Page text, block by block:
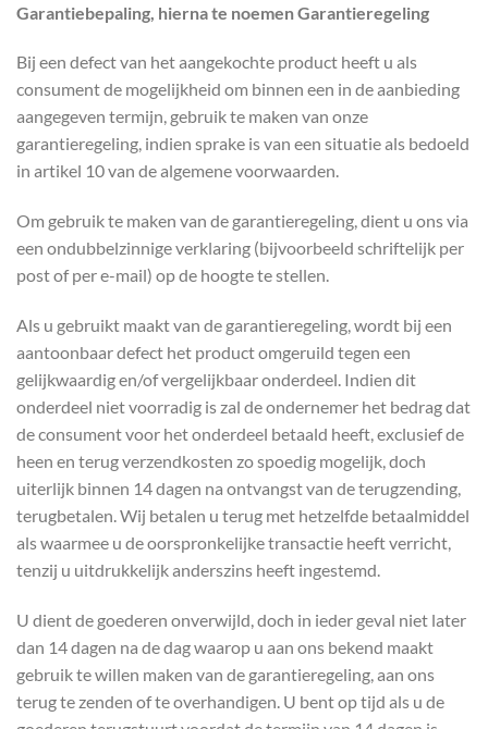
Garantiebepaling, hierna te noemen Garantieregeling
Bij een defect van het aangekochte product heeft u als
consument de mogelijkheid om binnen een in de aanbieding
aangegeven termijn, gebruik te maken van onze
garantieregeling, indien sprake is van een situatie als bedoeld
in artikel 10 van de algemene voorwaarden.
Om gebruik te maken van de garantieregeling, dient u ons via
een ondubbelzinnige verklaring (bijvoorbeeld schriftelijk per
post of per e-mail) op de hoogte te stellen.
Als u gebruikt maakt van de garantieregeling, wordt bij een
aantoonbaar defect het product omgeruild tegen een
gelijkwaardig en/of vergelijkbaar onderdeel. Indien dit
onderdeel niet voorradig is zal de ondernemer het bedrag dat
de consument voor het onderdeel betaald heeft, exclusief de
heen en terug verzendkosten zo spoedig mogelijk, doch
uiterlijk binnen 14 dagen na ontvangst van de terugzending,
terugbetalen. Wij betalen u terug met hetzelfde betaalmiddel
als waarmee u de oorspronkelijke transactie heeft verricht,
tenzij u uitdrukkelijk anderszins heeft ingestemd.
U dient de goederen onverwijld, doch in ieder geval niet later
dan 14 dagen na de dag waarop u aan ons bekend maakt
gebruik te willen maken van de garantieregeling, aan ons
terug te zenden of te overhandigen. U bent op tijd als u de